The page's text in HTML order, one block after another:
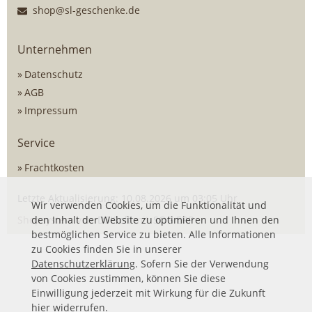
shop@sl-geschenke.de
Unternehmen
Datenschutz
AGB
Impressum
Service
Frachtkosten
Letzte Aktualisierung: 10.08.2026 um 03:05 Uhr
Shopsystem vonDSISoftmit SOG ERP
Wir verwenden Cookies, um die Funktionalität und
den Inhalt der Website zu optimieren und Ihnen den
bestmöglichen Service zu bieten. Alle Informationen
zu Cookies finden Sie in unserer
Datenschutzerklärung. Sofern Sie der Verwendung
von Cookies zustimmen, können Sie diese
Einwilligung jederzeit mit Wirkung für die Zukunft
hier widerrufen.